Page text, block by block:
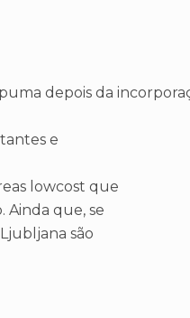
depois da
e
lowcost que
Ainda que, se
são